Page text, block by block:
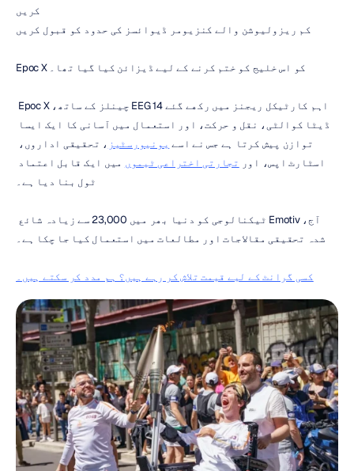
کریں
کم ریزولیوشن والے کنزیومر ڈیوائسز کی حدود کو قبول کریں
Epoc X کو اس خلیج کو ختم کرنے کے لیے ڈیزائن کیا گیا تھا۔
توازن پیش کرتا ہے جس نے اسے یونیورسٹیز
اسٹارٹ اپس، اور تجارتی اختراعی ٹیموں
ٹول بنا دیا ہے۔
شدہ تحقیقی مقالاجات اور مطالعات میں استعمال کیا جا چکا ہے۔
کسی گرانٹ کے لیے قیمت تلاش کر رہے ہیں؟ ہم مدد کر سکتے ہیں۔